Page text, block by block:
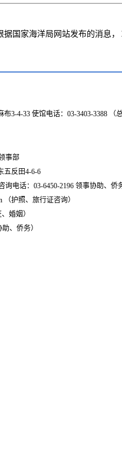
家海洋局网站发布的消息，
布3-4-33 使馆电话：03-3403-3388 （
事部
五反田4-6-6
电话：03-6450-2196 领事协助、侨
（护照、旅行证咨询）
婚姻）
、侨务）